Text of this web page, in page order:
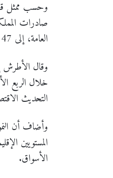
وحسب ممثل
صادرات
العامة، إلى 147 مليون دينار، مقابل 125 مليون دينار للفترة نفسها من عام 2025.
وقال الأطرش
خلال الربع
التحديث
وأضاف أن
المستويين
الأسواق.